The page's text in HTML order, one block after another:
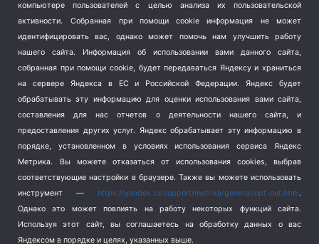
Туризм (178)
Флот (76)
Школа и спорт (2)
Экология (8)
Экономика (1172)
компьютере пользователей с целью анализа их пользовательской
активности.
Собранная при помощи cookie информация не может
идентифицировать вас, однако может помочь нам улучшить работу
нашего сайта. Информация об использовании вами данного сайта,
собранная при помощи cookie, будет передаваться Яндексу и храниться
на сервере Яндекса в ЕС и Российской Федерации. Яндекс будет
обрабатывать эту информацию для оценки использования вами сайта,
составления для нас отчетов о деятельности нашего сайта, и
предоставления других услуг. Яндекс обрабатывает эту информацию в
порядке, установленном в условиях использования сервиса Яндекс
Метрика.
Вы можете отказаться от использования cookies, выбрав
соответствующие настройки в браузере. Также вы можете использовать
инструмент — https://yandex.ru/support/metrika/general/opt-out.html.
Однако это может повлиять на работу некоторых функций сайта.
Используя этот сайт, вы соглашаетесь на обработку данных о вас
Яндексом в порядке и целях, указанных выше.